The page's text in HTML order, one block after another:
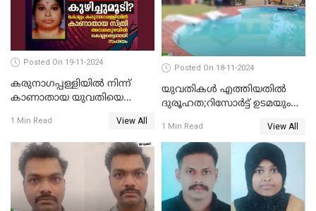
Posted On 19-11-2024
കരുനാഗപ്പള്ളിയില്‍ നിന്ന്
കാണാതായ യുവതിയെ
സംശയം
1 Min Read View All
Posted On 18-11-2024
യുവതികള്‍ എത്തിയതിൽ
ദുരൂഹത;റിസോര്‍ട്ട് ഉടമയും
1 Min Read View All